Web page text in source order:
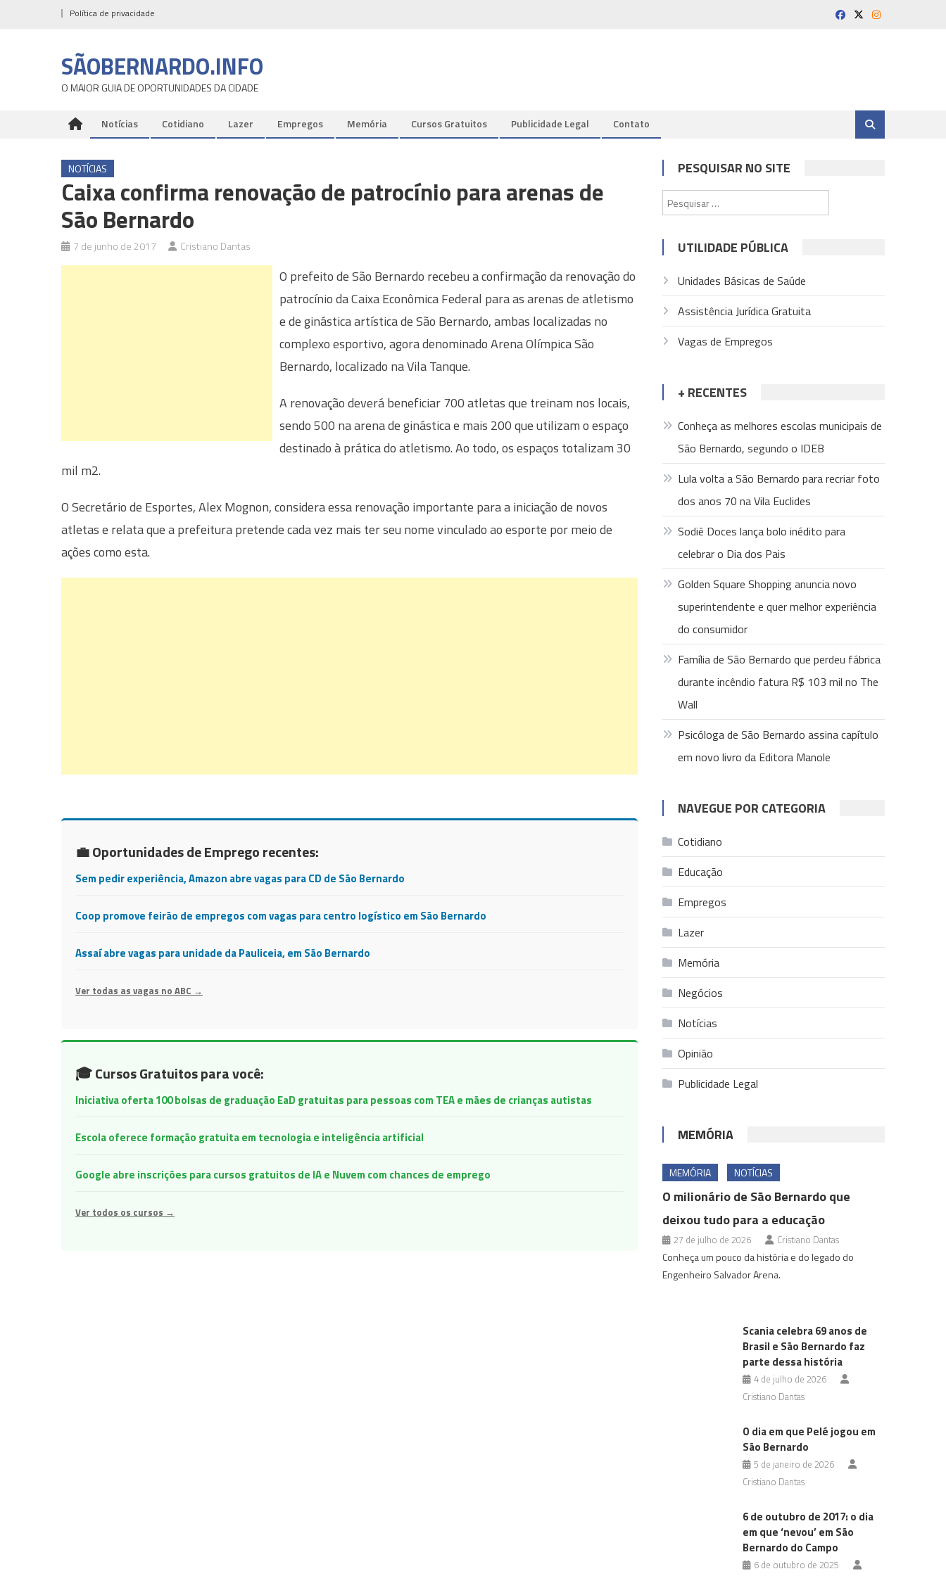
Política de privacidade
SÃOBERNARDO.INFO
O MAIOR GUIA DE OPORTUNIDADES DA CIDADE
Notícias Cotidiano Lazer Empregos Memória Cursos Gratuitos Publicidade Legal Contato
NOTÍCIAS
Caixa confirma renovação de patrocínio para arenas de
São Bernardo
7 de junho de 2017 Cristiano Dantas
O prefeito de São Bernardo recebeu a confirmação da renovação do
patrocínio da Caixa Econômica Federal para as arenas de atletismo
e de ginástica artística de São Bernardo, ambas localizadas no
complexo esportivo, agora denominado Arena Olímpica São
Bernardo, localizado na Vila Tanque.
A renovação deverá beneficiar 700 atletas que treinam nos locais,
sendo 500 na arena de ginástica e mais 200 que utilizam o espaço
destinado à prática do atletismo. Ao todo, os espaços totalizam 30
mil m2.
O Secretário de Esportes, Alex Mognon, considera essa renovação importante para a iniciação de novos
atletas e relata que a prefeitura pretende cada vez mais ter seu nome vinculado ao esporte por meio de
ações como esta.
💼 Oportunidades de Emprego recentes:
Sem pedir experiência, Amazon abre vagas para CD de São Bernardo
Coop promove feirão de empregos com vagas para centro logístico em São Bernardo
Assaí abre vagas para unidade da Pauliceia, em São Bernardo
Ver todas as vagas no ABC →
🎓 Cursos Gratuitos para você:
Iniciativa oferta 100 bolsas de graduação EaD gratuitas para pessoas com TEA e mães de crianças autistas
Escola oferece formação gratuita em tecnologia e inteligência artificial
Google abre inscrições para cursos gratuitos de IA e Nuvem com chances de emprego
Ver todos os cursos →
PESQUISAR NO SITE
por:
UTILIDADE PÚBLICA
Unidades Básicas de Saúde
Assistência Jurídica Gratuita
Vagas de Empregos
+ RECENTES
Conheça as melhores escolas municipais de
São Bernardo, segundo o IDEB
Lula volta a São Bernardo para recriar foto
dos anos 70 na Vila Euclides
Sodiê Doces lança bolo inédito para
celebrar o Dia dos Pais
Golden Square Shopping anuncia novo
superintendente e quer melhor experiência
do consumidor
Família de São Bernardo que perdeu fábrica
durante incêndio fatura R$ 103 mil no The
Wall
Psicóloga de São Bernardo assina capítulo
em novo livro da Editora Manole
NAVEGUE POR CATEGORIA
Cotidiano
Educação
Empregos
Lazer
Memória
Negócios
Notícias
Opinião
Publicidade Legal
MEMÓRIA
MEMÓRIA NOTÍCIAS
O milionário de São Bernardo que
deixou tudo para a educação
27 de julho de 2026 Cristiano Dantas
Conheça um pouco da história e do legado do
Engenheiro Salvador Arena.
Scania celebra 69 anos de
Brasil e São Bernardo faz
parte dessa história
4 de julho de 2026
Cristiano Dantas
O dia em que Pelé jogou em
São Bernardo
5 de janeiro de 2026
Cristiano Dantas
6 de outubro de 2017: o dia
em que ‘nevou’ em São
Bernardo do Campo
6 de outubro de 2025